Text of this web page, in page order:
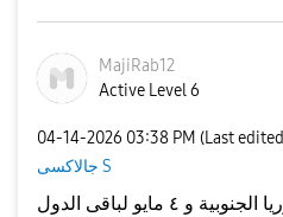
MajiRab12
Active Level 6
‎04-14-2026 03:38 PM (Last edited
جالاكسى S